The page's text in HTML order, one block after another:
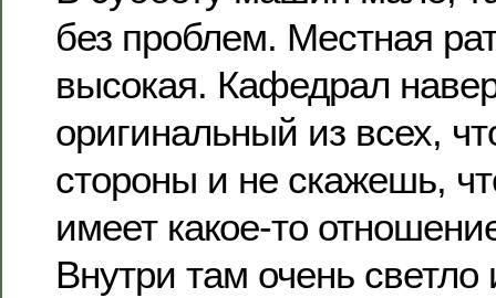
без проблем. Местная
высокая. Кафедрал
оригинальный из всех,
стороны и не скажешь,
имеет какое-то
Внутри там очень